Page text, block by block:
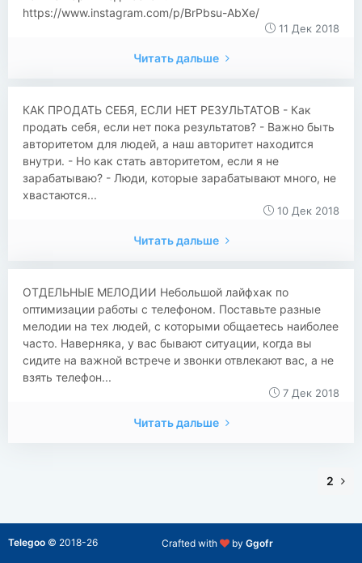
https://www.instagram.com/p/BrPbsu-AbXe/
11 Дек 2018
Читать дальше
КАК ПРОДАТЬ СЕБЯ, ЕСЛИ НЕТ РЕЗУЛЬТАТОВ - Как
продать себя, если нет пока результатов? - Важно быть
авторитетом для людей, а наш авторитет находится
внутри. - Но как стать авторитетом, если я не
зарабатываю? - Люди, которые зарабатывают много, не
хвастаются...
10 Дек 2018
Читать дальше
ОТДЕЛЬНЫЕ МЕЛОДИИ Небольшой лайфхак по
оптимизации работы с телефоном. Поставьте разные
мелодии на тех людей, с которыми общаетесь наиболее
часто. Наверняка, у вас бывают ситуации, когда вы
сидите на важной встрече и звонки отвлекают вас, а не
взять телефон...
7 Дек 2018
Читать дальше
2
Crafted with by Ggofr
Telegoo © 2018-26